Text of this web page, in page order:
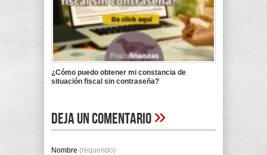
¿Cómo puedo obtener mi constancia de
situación fiscal sin contraseña?
Deja un comentario»
Nombre (requerido)